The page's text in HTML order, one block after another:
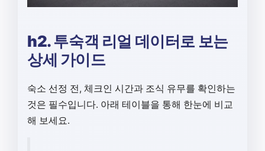
h2. 투숙객 리얼 데이터로 보는
상세 가이드
숙소 선정 전, 체크인 시간과 조식 유무를 확인하는
것은 필수입니다. 아래 테이블을 통해 한눈에 비교
해 보세요.